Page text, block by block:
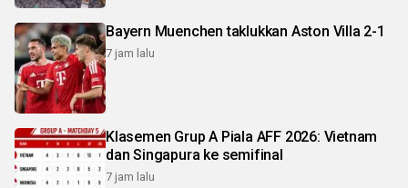
Bayern Muenchen taklukkan Aston Villa 2-1
7 jam lalu
Klasemen Grup A Piala AFF 2026: Vietnam
dan Singapura ke semifinal
7 jam lalu